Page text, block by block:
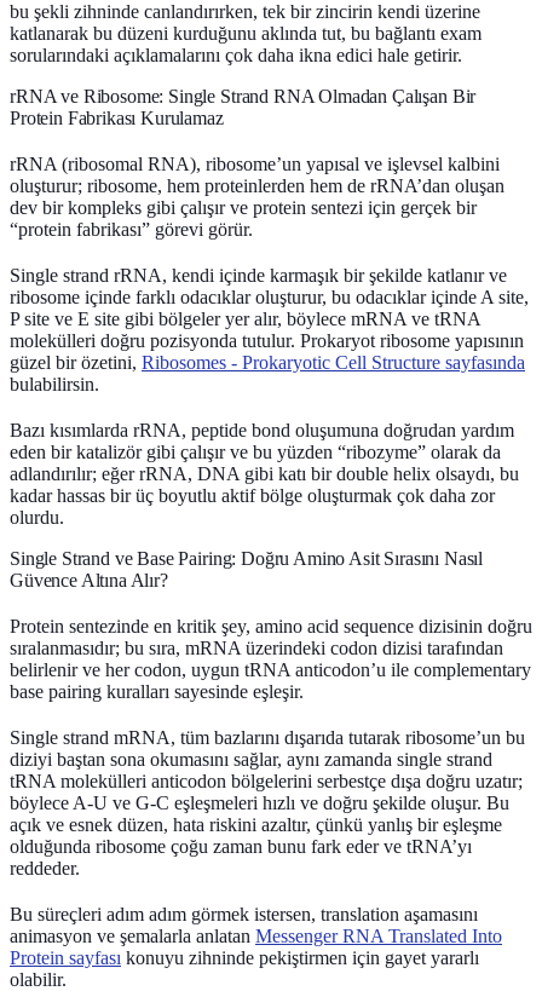
bu şekli zihninde canlandırırken, tek bir zincirin kendi üzerine
katlanarak bu düzeni kurduğunu aklında tut, bu bağlantı exam
sorularındaki açıklamalarını çok daha ikna edici hale getirir.
rRNA ve Ribosome: Single Strand RNA Olmadan Çalışan Bir
Protein Fabrikası Kurulamaz
rRNA (ribosomal RNA), ribosome’un yapısal ve işlevsel kalbini
oluşturur; ribosome, hem proteinlerden hem de rRNA’dan oluşan
dev bir kompleks gibi çalışır ve protein sentezi için gerçek bir
“protein fabrikası” görevi görür.
Single strand rRNA, kendi içinde karmaşık bir şekilde katlanır ve
ribosome içinde farklı odacıklar oluşturur, bu odacıklar içinde A site,
P site ve E site gibi bölgeler yer alır, böylece mRNA ve tRNA
molekülleri doğru pozisyonda tutulur. Prokaryot ribosome yapısının
güzel bir özetini, Ribosomes - Prokaryotic Cell Structure sayfasında
bulabilirsin.
Bazı kısımlarda rRNA, peptide bond oluşumuna doğrudan yardım
eden bir katalizör gibi çalışır ve bu yüzden “ribozyme” olarak da
adlandırılır; eğer rRNA, DNA gibi katı bir double helix olsaydı, bu
kadar hassas bir üç boyutlu aktif bölge oluşturmak çok daha zor
olurdu.
Single Strand ve Base Pairing: Doğru Amino Asit Sırasını Nasıl
Güvence Altına Alır?
Protein sentezinde en kritik şey, amino acid sequence dizisinin doğru
sıralanmasıdır; bu sıra, mRNA üzerindeki codon dizisi tarafından
belirlenir ve her codon, uygun tRNA anticodon’u ile complementary
base pairing kuralları sayesinde eşleşir.
Single strand mRNA, tüm bazlarını dışarıda tutarak ribosome’un bu
diziyi baştan sona okumasını sağlar, aynı zamanda single strand
tRNA molekülleri anticodon bölgelerini serbestçe dışa doğru uzatır;
böylece A-U ve G-C eşleşmeleri hızlı ve doğru şekilde oluşur. Bu
açık ve esnek düzen, hata riskini azaltır, çünkü yanlış bir eşleşme
olduğunda ribosome çoğu zaman bunu fark eder ve tRNA’yı
reddeder.
Bu süreçleri adım adım görmek istersen, translation aşamasını
animasyon ve şemalarla anlatan Messenger RNA Translated Into
Protein sayfası konuyu zihninde pekiştirmen için gayet yararlı
olabilir.